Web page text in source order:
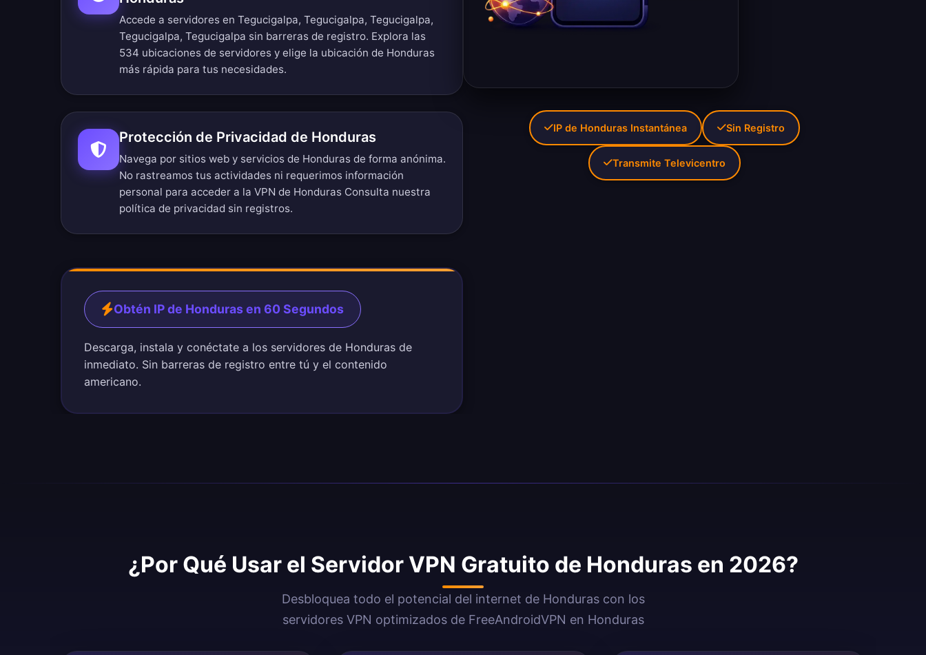
Accede a servidores en Tegucigalpa, Tegucigalpa, Tegucigalpa,
Tegucigalpa, Tegucigalpa sin barreras de registro. Explora las
534 ubicaciones de servidores y elige la ubicación de Honduras
más rápida para tus necesidades.
Protección de Privacidad de Honduras
Navega por sitios web y servicios de Honduras de forma anónima.
No rastreamos tus actividades ni requerimos información
personal para acceder a la VPN de Honduras Consulta nuestra
política de privacidad sin registros.
Obtén IP de Honduras en 60 Segundos
Descarga, instala y conéctate a los servidores de Honduras de
inmediato. Sin barreras de registro entre tú y el contenido
americano.
IP de Honduras Instantánea Sin Registro
Transmite Televicentro
¿Por Qué Usar el Servidor VPN Gratuito de Honduras en 2026?
Desbloquea todo el potencial del internet de Honduras con los
servidores VPN optimizados de FreeAndroidVPN en Honduras